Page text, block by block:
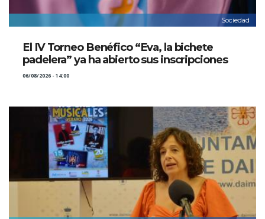
Sociedad
El IV Torneo Benéfico “Eva, la bichete
padelera” ya ha abierto sus inscripciones
06/08/2026 - 14:00